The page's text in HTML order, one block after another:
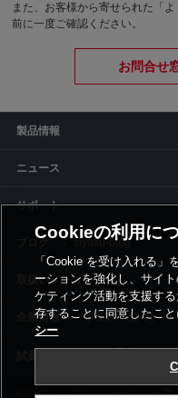
また、お客様から寄せられた「
前に一度ご確認ください。
お問合せ
製品情報
ニュース
サポート
siyaku-blog
取扱いメーカー
事業所一覧
利用規約 プライバシーポリシー
Cookieの利用に
「Cookie を受け入れる」
ーションを強化し、サイ
ケティング活動を支援す
存することに同意したこと
シー